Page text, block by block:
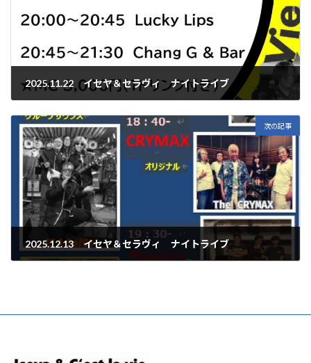
2025.11.22 イセヤ＆セラヴィ ナイトライブ
次の記事
2025.12.13 イセヤ＆セラヴィ ナイトライブ